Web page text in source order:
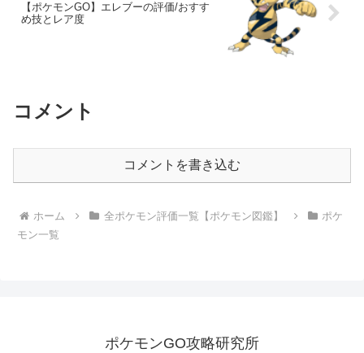
【ポケモンGO】エレブーの評価/おすす
め技とレア度
コメント
コメントを書き込む
ホーム 全ポケモン評価一覧【ポケモン図鑑】
ポケ
モン一覧
ポケモンGO攻略研究所